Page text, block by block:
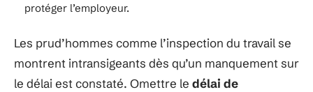
protéger l’employeur.
Les prud’hommes comme l’inspection du travail se
montrent intransigeants dès qu’un manquement sur
le délai est constaté. Omettre le délai de